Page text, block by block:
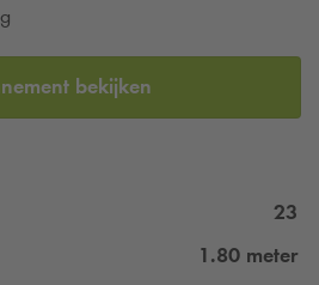
bekijken
23
1.80 meter